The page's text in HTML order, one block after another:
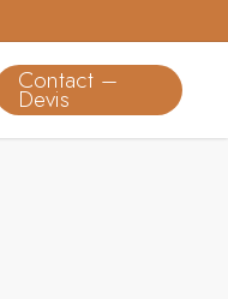
Contact –
Devis